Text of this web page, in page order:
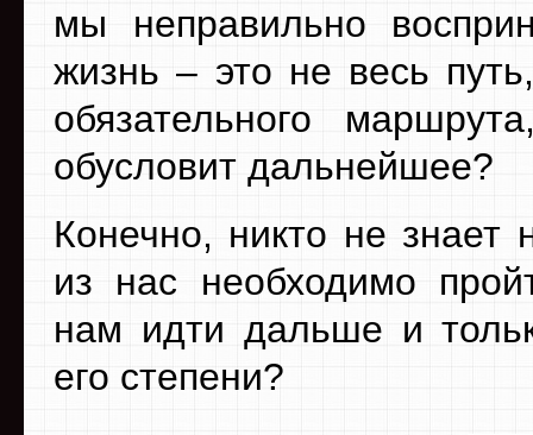
мы неправильно
жизнь – это не весь
обязательного
обусловит дальнейшее?
Конечно, никто не знает
из нас необходимо
нам идти дальше и
его степени?